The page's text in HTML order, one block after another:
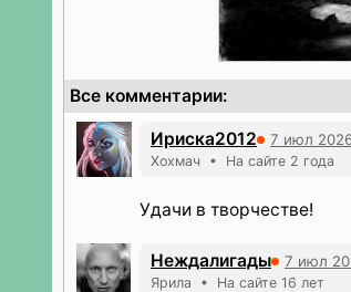
Все комментарии:
Ириска2012 7 июл
Хохмач • На сайте 2 года
Удачи в творчестве!
Неждалигады 7 июл
Ярила • На сайте 16 лет